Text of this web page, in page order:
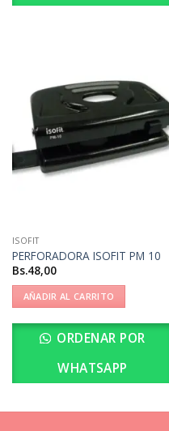
ISOFIT
PERFORADORA ISOFIT PM 10
Bs.48,00
AÑADIR AL CARRITO
ORDENAR POR
WHATSAPP